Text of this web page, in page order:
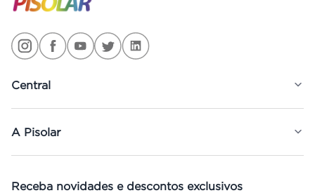
Central
A Pisolar
Receba novidades e descontos exclusivos